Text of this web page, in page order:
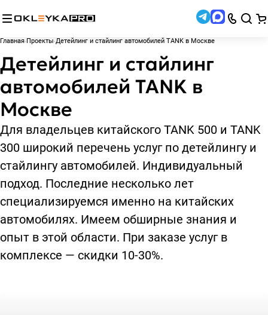
Главная Проекты Детейлинг и стайлинг автомобилей TANK в Москве
Детейлинг и стайлинг
автомобилей TANK в
Москве
Для владельцев китайского TANK 500 и TANK
300 широкий перечень услуг по детейлингу и
стайлингу автомобилей. Индивидуальный
подход. Последние несколько лет
специализируемся именно на китайских
автомобилях. Имеем обширные знания и
опыт в этой области. При заказе услуг в
комплексе — скидки 10-30%.